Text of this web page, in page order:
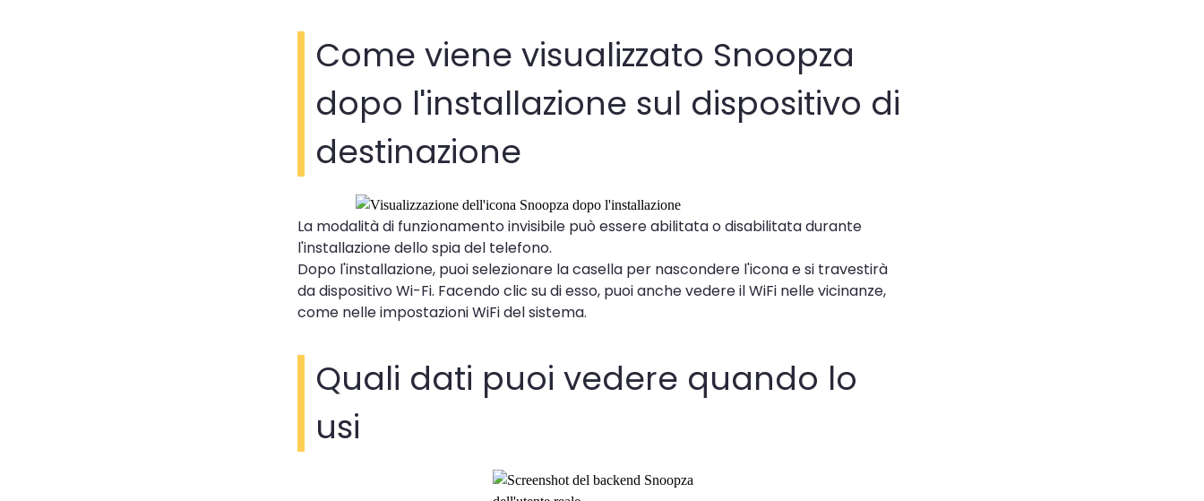
Come viene visualizzato Snoopza
dopo l'installazione sul dispositivo di
destinazione
La modalità di funzionamento invisibile può essere abilitata o disabilitata durante
l'installazione dello spia del telefono.
Dopo l'installazione, puoi selezionare la casella per nascondere l'icona e si travestirà
da dispositivo Wi-Fi. Facendo clic su di esso, puoi anche vedere il WiFi nelle vicinanze,
come nelle impostazioni WiFi del sistema.
Quali dati puoi vedere quando lo
usi